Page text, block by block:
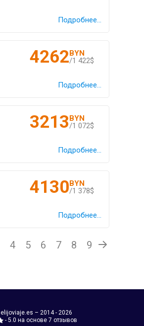
Подробнее...
4262BYN
/1 422$
Подробнее...
3213BYN
/1 072$
Подробнее...
4130BYN
/1 378$
Подробнее...
4 5 6 7 8 9
elijoviaje.es – 2014 - 2026
- 5.0 на основе 7 отзывов